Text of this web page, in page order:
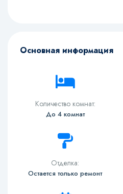
Основная информация
Количество комнат:
До 4 комнат
Отделка:
Остается только ремонт